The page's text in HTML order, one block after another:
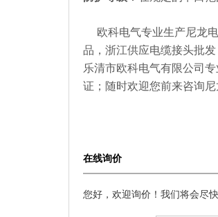
欧科电气专业生产尼龙
品，浙江供应电缆接头批
乐清市欧科电气有限公司
证；随时欢迎您前来咨询
在线询价
您好，欢迎询价！我们将会尽